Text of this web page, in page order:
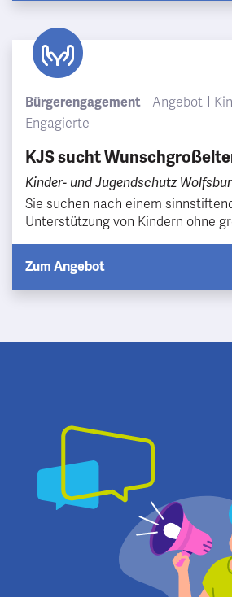
Bürgerengagement Angebot
Engagierte
KJS sucht
Kinder- und Jugendschutz
Sie suchen nach einem
Unterstützung von Kindern ohne
Netz mit langfristiger
Zum Angebot